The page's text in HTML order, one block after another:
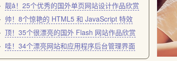
靓å！25个优秀的国外单页网站设计作品欣赏
帅！8个惊艳的 HTML5 和 JavaScript 特效
顶！35个很漂亮的国外 Flash 网站作品欣赏
哇！34个漂亮网站和应用程序后台管理界面